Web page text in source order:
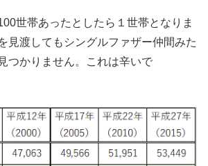
世帯あったとしたら１世帯となりま
見渡してもシングルファザー仲間みた
つかりません。これは辛いで